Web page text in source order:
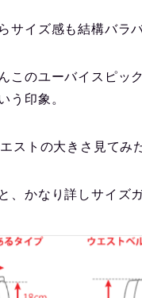
サイズ感も結構バラ
このユーバイスピッ
う印象。
ストの大きさ見てみ
、かなり詳しサイズ